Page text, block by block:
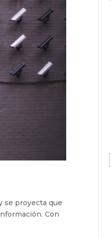
se proyecta que
Con